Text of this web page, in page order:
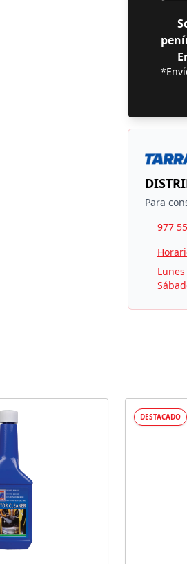
Para
977
DESTACADO